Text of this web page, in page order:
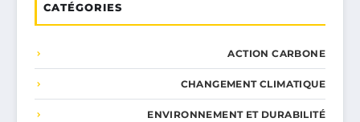
CATÉGORIES
ACTION CARBONE
CHANGEMENT CLIMATIQUE
ENVIRONNEMENT ET DURABILITÉ